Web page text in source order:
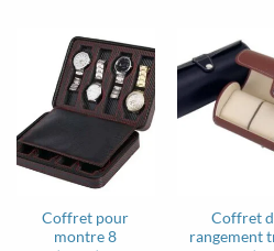
Coffret pour
montre 8
Coffret
rangement